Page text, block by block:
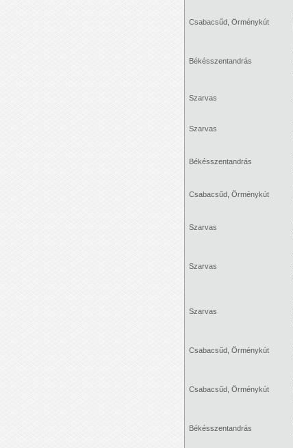
Csabacsűd, Örménykút
Békésszentandrás
Szarvas
Szarvas
Békésszentandrás
Csabacsűd, Örménykút
Szarvas
Szarvas
Szarvas
Csabacsűd, Örménykút
Csabacsűd, Örménykút
Békésszentandrás